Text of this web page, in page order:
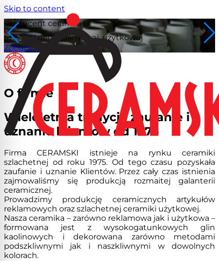
Skip to content
Producent ceramiki
Szlachetnej, reklamowej, użytkowej
Zobacz produkty
Producent ceramiki
Szlachetnej, reklamowej, użytkowej
Zobacz produkty
Producent ceramiki
Szlachetnej, reklamowej, użytkowej
Zobacz produkty
Producent ceramiki
Szlachetnej, reklamowej, użytkowej
Zobacz produkty
O firmie
Wieloletnia tradycja zaufanie i
uznanie klientów od 1975
Firma CERAMSKI istnieje na rynku ceramiki
szlachetnej od roku 1975. Od tego czasu pozyskała
zaufanie i uznanie Klientów. Przez cały czas istnienia
zajmowaliśmy się produkcją rozmaitej galanterii
ceramicznej.
Prowadzimy produkcję ceramicznych artykułów
reklamowych oraz szlachetnej ceramiki użytkowej.
Nasza ceramika – zarówno reklamowa jak i użytkowa –
formowana jest z wysokogatunkowych glin
kaolinowych i dekorowana zarówno metodami
podszkliwnymi jak i naszkliwnymi w dowolnych
kolorach.